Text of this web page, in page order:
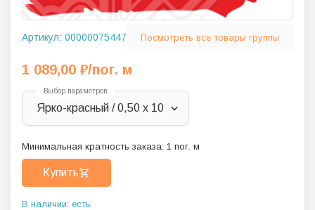
Артикул: 00000075447 Посмотреть все товары группы
1 089,00 ₽/пог. м
Выбор параметров
Ярко-красный / 0,50 х 10
Минимальная кратность заказа: 1 пог. м
Купить
В наличии: есть